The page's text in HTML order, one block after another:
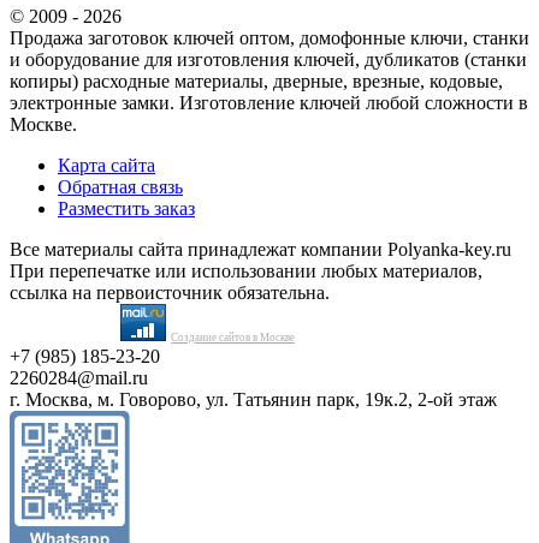
© 2009 - 2026
Продажа заготовок ключей оптом, домофонные ключи, станки
и оборудование для изготовления ключей, дубликатов (станки
копиры) расходные материалы, дверные, врезные, кодовые,
электронные замки. Изготовление ключей любой сложности в
Москве.
Карта сайта
Обратная связь
Разместить заказ
Все материалы сайта принадлежат компании Polyanka-key.ru
При перепечатке или использовании любых материалов,
ссылка на первоисточник обязательна.
Создание сайтов в Москве
+7 (985) 185-23-20
2260284@mail.ru
г. Москва, м. Говорово, ул. Татьянин парк, 19к.2, 2-ой этаж